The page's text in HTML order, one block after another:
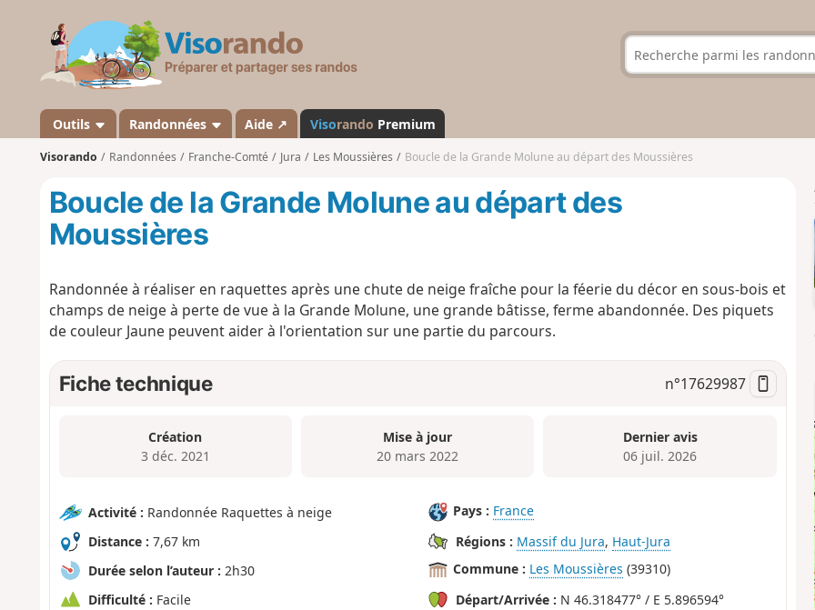
s
a
n
d
Outils Randonnées Aide ↗ Visorando Premium
Visorando Randonnées Franche-Comté Jura Les Moussières Boucle de la Grande Molune au départ des Moussières
Boucle de la Grande Molune au départ des
Moussières
Randonnée à réaliser en raquettes après une chute de neige fraîche pour la féerie du décor en sous-bois et
champs de neige à perte de vue à la Grande Molune, une grande bâtisse, ferme abandonnée. Des piquets
de couleur Jaune peuvent aider à l'orientation sur une partie du parcours.
Fiche technique n°17629987
Création
3 déc. 2021
Mise à jour
20 mars 2022
Dernier avis
06 juil. 2026
Activité : Randonnée Raquettes à neige
Distance : 7,67 km
Durée selon l’auteur : 2h30
Difficulté : Facile
Pays : France
Régions : Massif du Jura, Haut-Jura
Commune : Les Moussières (39310)
Départ/Arrivée : N 46.318477° / E 5.896594°